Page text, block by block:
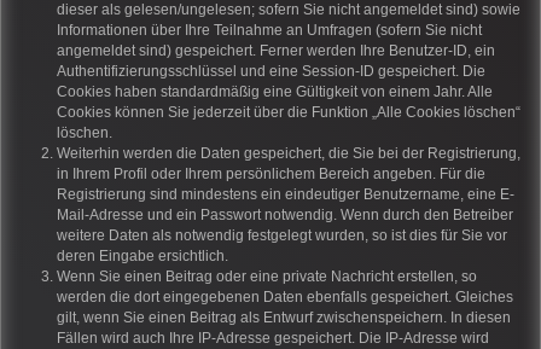
dieser als gelesen/ungelesen; sofern Sie nicht angemeldet sind) sowie
Informationen über Ihre Teilnahme an Umfragen (sofern Sie nicht
angemeldet sind) gespeichert. Ferner werden Ihre Benutzer-ID, ein
Authentifizierungsschlüssel und eine Session-ID gespeichert. Die
Cookies haben standardmäßig eine Gültigkeit von einem Jahr. Alle
Cookies können Sie jederzeit über die Funktion „Alle Cookies löschen“
löschen.
Weiterhin werden die Daten gespeichert, die Sie bei der Registrierung,
in Ihrem Profil oder Ihrem persönlichem Bereich angeben. Für die
Registrierung sind mindestens ein eindeutiger Benutzername, eine E-
Mail-Adresse und ein Passwort notwendig. Wenn durch den Betreiber
weitere Daten als notwendig festgelegt wurden, so ist dies für Sie vor
deren Eingabe ersichtlich.
Wenn Sie einen Beitrag oder eine private Nachricht erstellen, so
werden die dort eingegebenen Daten ebenfalls gespeichert. Gleiches
gilt, wenn Sie einen Beitrag als Entwurf zwischenspeichern. In diesen
Fällen wird auch Ihre IP-Adresse gespeichert. Die IP-Adresse wird